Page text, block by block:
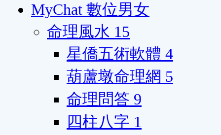
MyChat 數位男女
命理風水 15
星僑五術軟體 4
葫蘆墩命理網 5
命理問答 9
四柱八字 1